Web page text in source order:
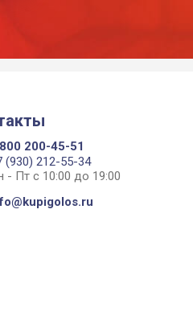
200-45-51
(930) 212-55-34
- Пт с 10:00 до 19:00